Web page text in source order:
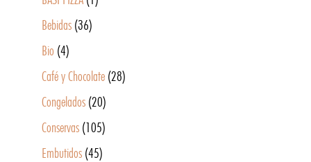
Bebidas (36)
Bio (4)
Café y Chocolate (28)
Congelados (20)
Conservas (105)
Embutidos (45)